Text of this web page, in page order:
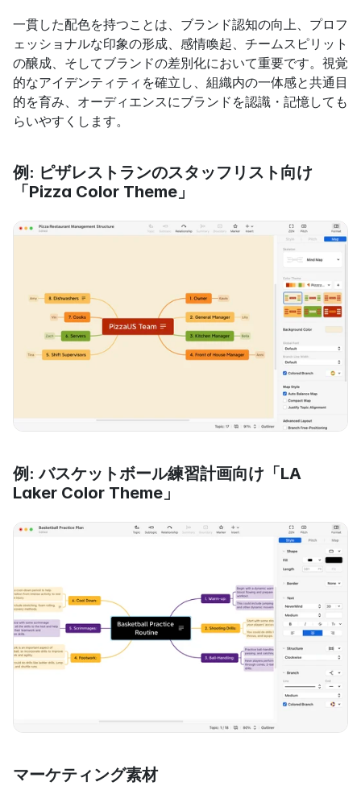
一貫した配色を持つことは、ブランド認知の向上、プロフ
ェッショナルな印象の形成、感情喚起、チームスピリット
の醸成、そしてブランドの差別化において重要です。視覚
的なアイデンティティを確立し、組織内の一体感と共通目
的を育み、オーディエンスにブランドを認識・記憶しても
らいやすくします。
例: ピザレストランのスタッフリスト向け
「Pizza Color Theme」
例: バスケットボール練習計画向け「LA
Laker Color Theme」
マーケティング素材